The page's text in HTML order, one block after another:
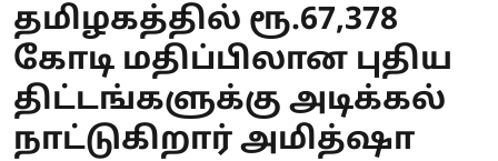
தமிழகத்தில் ரூ.67,378
கோடி மதிப்பிலான புதிய
திட்டங்களுக்கு அடிக்கல்
நாட்டுகிறார் அமித்ஷா